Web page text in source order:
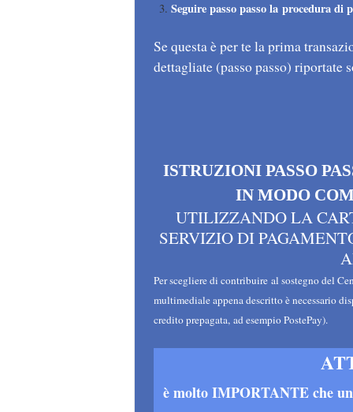
Seguire passo passo la procedura di
Se questa è per te la prima
dettagliate (passo passo) riportate
ISTRUZIONI PASSO
IN MODO
UTILIZZANDO LA
SERVIZIO DI
Per scegliere di contribuire al sostegno del
multimediale appena descritto è necessario
credito prepagata, ad esempio PostePay).
è molto IMPORTANTE che